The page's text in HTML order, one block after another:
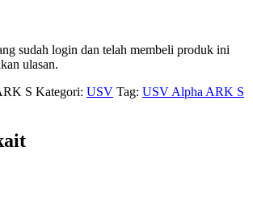
sudah login dan telah membeli produk ini
ulasan.
S Kategori: USV Tag: USV Alpha ARK S